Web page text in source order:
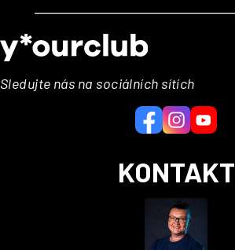
á
p
a
Sledujte nás na sociálních sítích
KONTAKT